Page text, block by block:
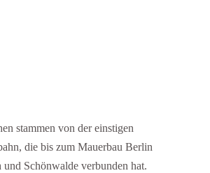
stammen von der einstigen
die bis zum Mauerbau Berlin
und Schönwalde verbunden hat.